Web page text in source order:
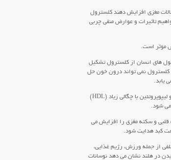
مغزی افزایش دهند کلسترول
تاثیرات و عوارض منفی چربی
موثر است.
ضروری است. ۳۰ درصد از غشای سلول های انسان از کلسترول تشکیل
نمی تواند درون خون حل
یابد.
دو نوع لیپوپروتئین وجود دارد که با نام های لیپوپروتئین با چگالی کم (LDL) و لیپوپروتئین با چگالی زیاد (HDL)
و سکته مغزی را افزایش می
از جمله ورزش، رژیم غذایی،
در هلند نشان می دهد نوسانات